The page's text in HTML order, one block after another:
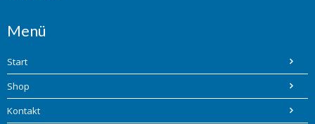
Menü
Start
Shop
Kontakt